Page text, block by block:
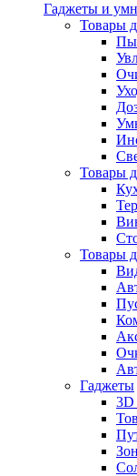
Гаджеты и
Товары
Товары
Товары
Гаджеты